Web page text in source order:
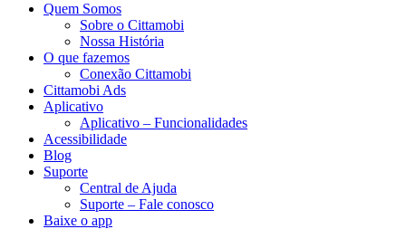
Quem Somos
Sobre o Cittamobi
Nossa História
O que fazemos
Conexão Cittamobi
Cittamobi Ads
Aplicativo
Aplicativo – Funcionalidades
Acessibilidade
Blog
Suporte
Central de Ajuda
Suporte – Fale conosco
Baixe o app